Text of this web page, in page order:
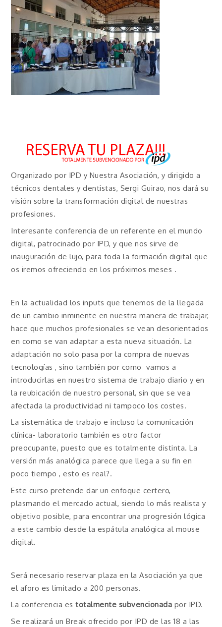
Organizado por IPD y Nuestra Asociación, y dirigido a
técnicos dentales y dentistas, Sergi Guirao, nos dará su
visión sobre la transformación digital de nuestras
profesiones.
Interesante conferencia de un referente en el mundo
digital, patrocinado por IPD, y que nos sirve de
inauguración de lujo, para toda la formación digital que
os iremos ofreciendo en los próximos meses .
En la actualidad los inputs que tenemos de la llegada
de un cambio inminente en nuestra manera de trabajar,
hace que muchos profesionales se vean desorientados
en como se van adaptar a esta nueva situación. La
adaptación no solo pasa por la compra de nuevas
tecnologías , sino también por como vamos a
introducirlas en nuestro sistema de trabajo diario y en
la reubicación de nuestro personal, sin que se vea
afectada la productividad ni tampoco los costes.
La sistemática de trabajo e incluso la comunicación
clínica- laboratorio también es otro factor
preocupante, puesto que es totalmente distinta. La
versión más analógica parece que llega a su fin en
poco tiempo , esto es real?.
Este curso pretende dar un enfoque certero,
plasmando el mercado actual, siendo lo más realista y
objetivo posible, para encontrar una progresión lógica
a este cambio desde la espátula analógica al mouse
digital.
Será necesario reservar plaza en la Asociación ya que
el aforo es limitado a 200 personas.
La conferencia estotalmente subvencionada por IPD.
Se realizará un Break ofrecido por IPD de las 18 a las